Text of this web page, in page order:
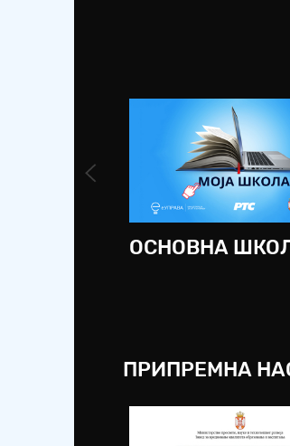
ОСНОВНА
ПРИПРЕМНА